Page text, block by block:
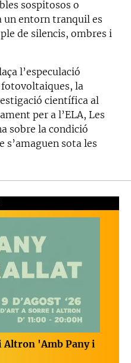
sospitosos o
un entorn tranquil es
de silencis, ombres i
l’especulació
la
científica al
per a l’ELA, Les
sobre la condició
s’amaguen sota les
Altron 'Amb Pany i